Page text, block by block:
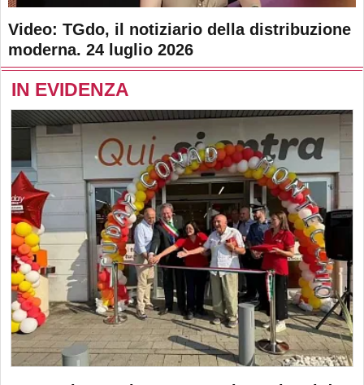
Video: TGdo, il notiziario della distribuzione
moderna. 24 luglio 2026
IN EVIDENZA